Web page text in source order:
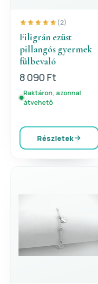
(2)
Filigrán ezüst
pillangós gyermek
fülbevaló
8 090 Ft
Raktáron, azonnal
átvehető
Részletek